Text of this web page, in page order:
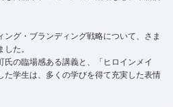
グ・ブランディング戦略について、さま
た。
の臨場感ある講義と、「ヒロインメイ
た学生は、多くの学びを得て充実した表情